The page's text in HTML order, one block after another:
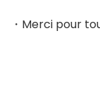
・Merci pour